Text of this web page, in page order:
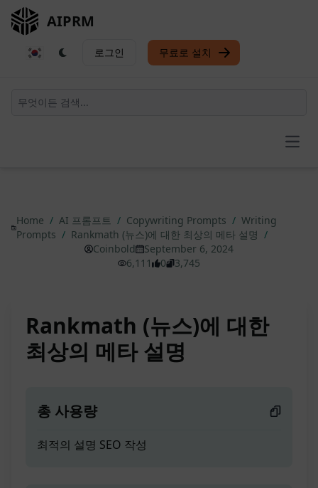
AIPRM
로그인 무료로 설치
Home / AI 프롬프트 / Copywriting Prompts / Writing
Prompts / Rankmath (뉴스)에 대한 최상의 메타 설명 /
Coinbold
September 6, 2024
6,111
0 3,745
Rankmath (뉴스)에 대한
최상의 메타 설명
총 사용량
최적의 설명 SEO 작성